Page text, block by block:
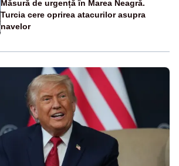
Măsură de urgență în Marea Neagră.
Turcia cere oprirea atacurilor asupra
navelor